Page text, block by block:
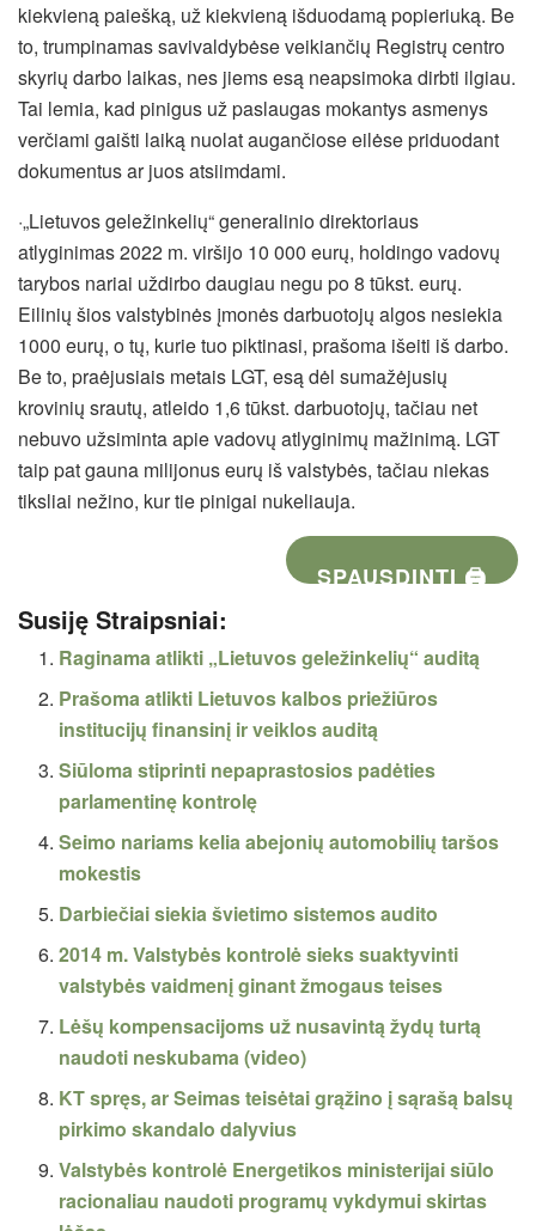
kiekvieną paiešką, už kiekvieną išduodamą popieriuką. Be
to, trumpinamas savivaldybėse veikiančių Registrų centro
skyrių darbo laikas, nes jiems esą neapsimoka dirbti ilgiau.
Tai lemia, kad pinigus už paslaugas mokantys asmenys
verčiami gaišti laiką nuolat augančiose eilėse priduodant
dokumentus ar juos atsiimdami.
·„Lietuvos geležinkelių“ generalinio direktoriaus
atlyginimas 2022 m. viršijo 10 000 eurų, holdingo vadovų
tarybos nariai uždirbo daugiau negu po 8 tūkst. eurų.
Eilinių šios valstybinės įmonės darbuotojų algos nesiekia
1000 eurų, o tų, kurie tuo piktinasi, prašoma išeiti iš darbo.
Be to, praėjusiais metais LGT, esą dėl sumažėjusių
krovinių srautų, atleido 1,6 tūkst. darbuotojų, tačiau net
nebuvo užsiminta apie vadovų atlyginimų mažinimą. LGT
taip pat gauna milijonus eurų iš valstybės, tačiau niekas
tiksliai nežino, kur tie pinigai nukeliauja.
SPAUSDINTI 🖨
Susiję Straipsniai:
Raginama atlikti „Lietuvos geležinkelių“ auditą
Prašoma atlikti Lietuvos kalbos priežiūros
institucijų finansinį ir veiklos auditą
Siūloma stiprinti nepaprastosios padėties
parlamentinę kontrolę
Seimo nariams kelia abejonių automobilių taršos
mokestis
Darbiečiai siekia švietimo sistemos audito
2014 m. Valstybės kontrolė sieks suaktyvinti
valstybės vaidmenį ginant žmogaus teises
Lėšų kompensacijoms už nusavintą žydų turtą
naudoti neskubama (video)
KT spręs, ar Seimas teisėtai grąžino į sąrašą balsų
pirkimo skandalo dalyvius
Valstybės kontrolė Energetikos ministerijai siūlo
racionaliau naudoti programų vykdymui skirtas